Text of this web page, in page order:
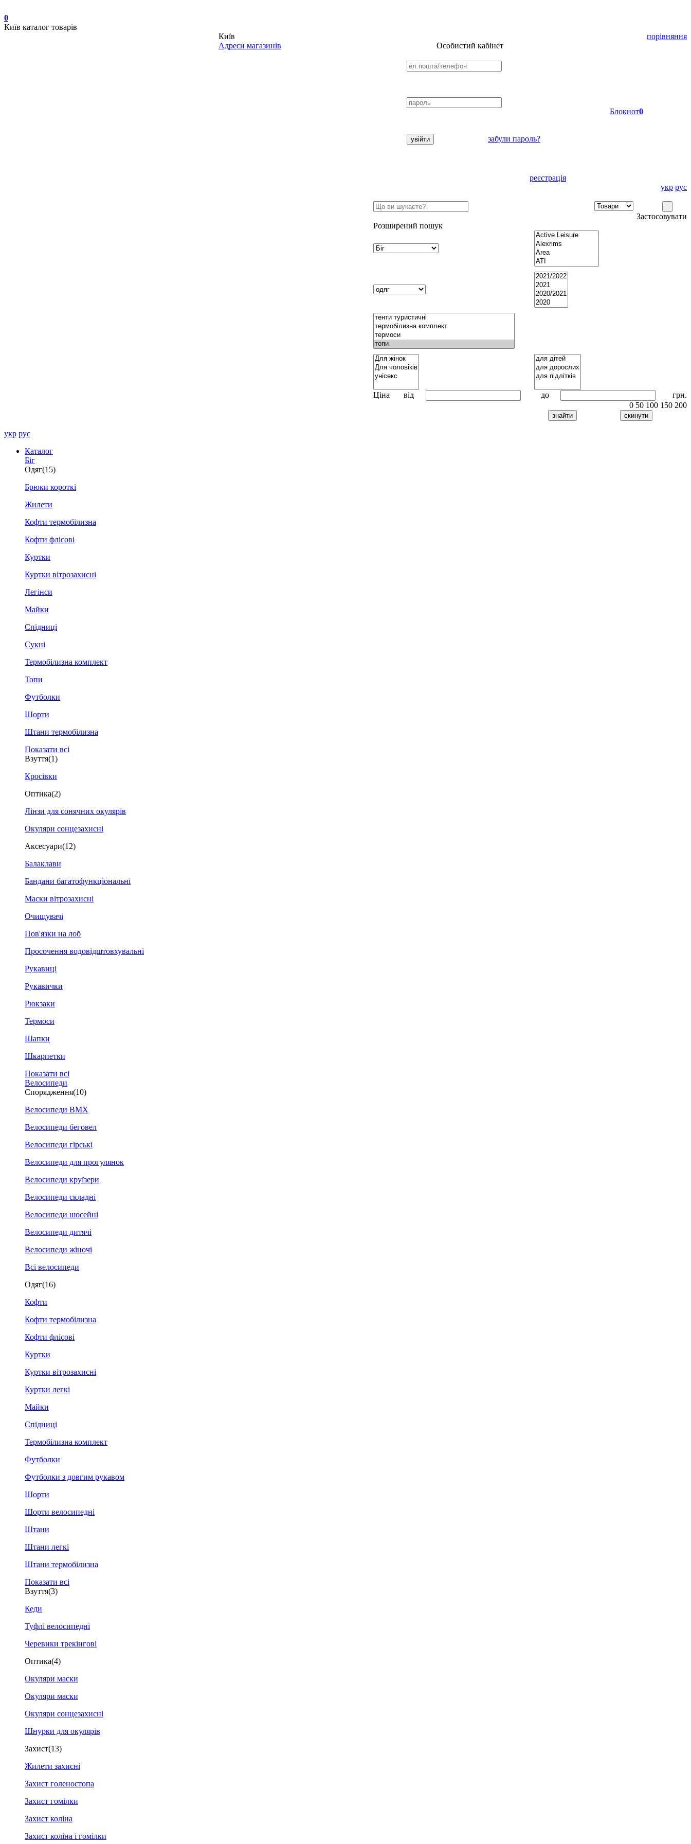
0
Київ каталог товарів
Київ
Адреси магазинів
порівняння
Особистий кабінет
забули пароль?
реєстрація
Блокнот0
укр рус
Застосовувати
Розширений пошук
Ціна від до
грн.
0 50 100 150 200
укр рус
Каталог
Біг
Одяг(15)
Брюки короткі
Жилети
Кофти термобілизна
Кофти флісові
Куртки
Куртки вітрозахисні
Легінси
Майки
Спідниці
Сукні
Термобілизна комплект
Топи
Футболки
Шорти
Штани термобілизна
Показати всі
Взуття(1)
Кросівки
Оптика(2)
Лінзи для сонячних окулярів
Окуляри сонцезахисні
Аксесуари(12)
Балаклави
Бандани багатофункціональні
Маски вітрозахисні
Очищувачі
Пов'язки на лоб
Просочення водовідштовхувальні
Рукавиці
Рукавички
Рюкзаки
Термоси
Шапки
Шкарпетки
Показати всі
Велосипеди
Спорядження(10)
Велосипеди BMX
Велосипеди беговел
Велосипеди гірські
Велосипеди для прогулянок
Велосипеди круїзери
Велосипеди складні
Велосипеди шосейні
Велосипеди дитячі
Велосипеди жіночі
Всі велосипеди
Одяг(16)
Кофти
Кофти термобілизна
Кофти флісові
Куртки
Куртки вітрозахисні
Куртки легкі
Майки
Спідниці
Термобілизна комплект
Футболки
Футболки з довгим рукавом
Шорти
Шорти велосипедні
Штани
Штани легкі
Штани термобілизна
Показати всі
Взуття(3)
Кеди
Туфлі велосипедні
Черевики трекінгові
Оптика(4)
Окуляри маски
Окуляри маски
Окуляри сонцезахисні
Шнурки для окулярів
Захист(13)
Жилети захисні
Захист голеностопа
Захист гомілки
Захист коліна
Захист коліна і гомілки